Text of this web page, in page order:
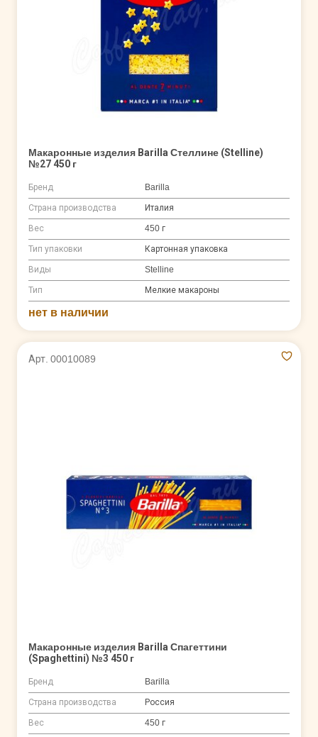
Макаронные изделия Barilla Стеллине (Stelline)
№27 450 г
Бренд Barilla
Страна производства Италия
Вес 450 г
Тип упаковки Картонная упаковка
Виды Stelline
Тип Мелкие макароны
нет в наличии
Арт. 00010089
Макаронные изделия Barilla Спагеттини
(Spaghettini) №3 450 г
Бренд Barilla
Страна производства Россия
Вес 450 г